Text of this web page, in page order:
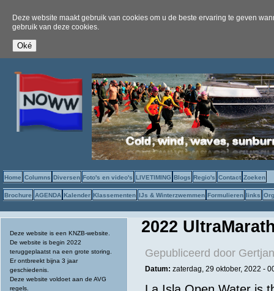
Deze website maakt gebruik van cookies om u de beste ervaring te geven
gebruik van deze cookies.
Home Columns Diversen Foto's en video's LIVETIMING Blogs Regio's Contact Zoeken
Brochure AGENDA Kalender Klassementen IJs & Winterzwemmen Formulieren links
Deze website is een KNZB-website.
De website is begin 2022
teruggeplaatst na een grote storing.
Er ontbreekt bijna 3 jaar
geschiedenis.
Deze website voldoet aan de AVG
regels.
2022
Gepubliceerd door
Datum: zaterdag, 29 oktober, 2022 -